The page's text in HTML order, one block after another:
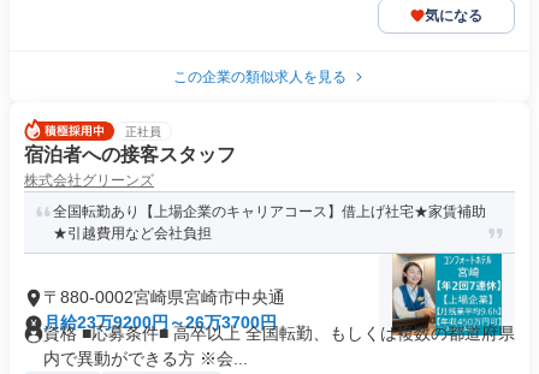
気になる
この企業の類似求人を見る
正社員
宿泊者への接客スタッフ
株式会社グリーンズ
全国転勤あり【上場企業のキャリアコース】借上げ社宅★家賃補助
★引越費用など会社負担
〒880-0002宮崎県宮崎市中央通
月給23万9200円～26万3700円
資格 ■応募条件■ 高卒以上 全国転勤、もしくは複数の都道府県
内で異動ができる方 ※会...